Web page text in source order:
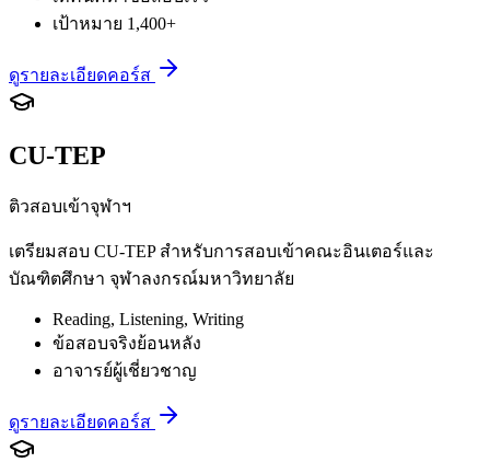
เป้าหมาย 1,400+
ดูรายละเอียดคอร์ส
CU-TEP
ติวสอบเข้าจุฬาฯ
เตรียมสอบ CU-TEP สำหรับการสอบเข้าคณะอินเตอร์และ
บัณฑิตศึกษา จุฬาลงกรณ์มหาวิทยาลัย
Reading, Listening, Writing
ข้อสอบจริงย้อนหลัง
อาจารย์ผู้เชี่ยวชาญ
ดูรายละเอียดคอร์ส